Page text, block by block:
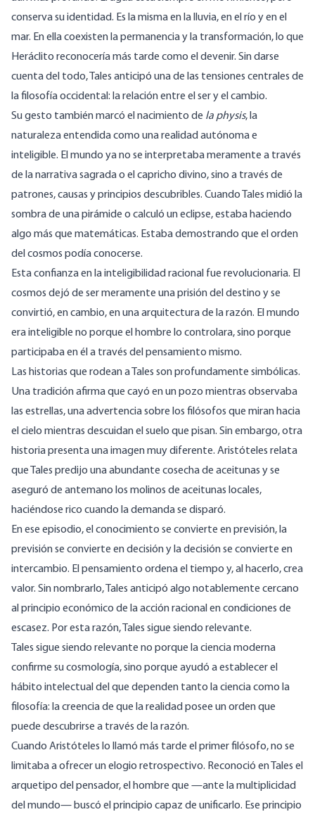
conserva su identidad. Es la misma en la lluvia, en el río y en el
mar. En ella coexisten la permanencia y la transformación, lo que
Heráclito reconocería más tarde como el devenir. Sin darse
cuenta del todo, Tales anticipó una de las tensiones centrales de
la filosofía occidental: la relación entre el ser y el cambio.
Su gesto también marcó el nacimiento de la physis, la
naturaleza entendida como una realidad autónoma e
inteligible. El mundo ya no se interpretaba meramente a través
de la narrativa sagrada o el capricho divino, sino a través de
patrones, causas y principios descubribles. Cuando Tales midió la
sombra de una pirámide o calculó un eclipse, estaba haciendo
algo más que matemáticas. Estaba demostrando que el orden
del cosmos podía conocerse.
Esta confianza en la inteligibilidad racional fue revolucionaria. El
cosmos dejó de ser meramente una prisión del destino y se
convirtió, en cambio, en una arquitectura de la razón. El mundo
era inteligible no porque el hombre lo controlara, sino porque
participaba en él a través del pensamiento mismo.
Las historias que rodean a Tales son profundamente simbólicas.
Una tradición afirma que cayó en un pozo mientras observaba
las estrellas, una advertencia sobre los filósofos que miran hacia
el cielo mientras descuidan el suelo que pisan. Sin embargo, otra
historia presenta una imagen muy diferente. Aristóteles relata
que Tales predijo una abundante cosecha de aceitunas y se
aseguró de antemano los molinos de aceitunas locales,
haciéndose rico cuando la demanda se disparó.
En ese episodio, el conocimiento se convierte en previsión, la
previsión se convierte en decisión y la decisión se convierte en
intercambio. El pensamiento ordena el tiempo y, al hacerlo, crea
valor. Sin nombrarlo, Tales anticipó algo notablemente cercano
al principio económico de la acción racional en condiciones de
escasez. Por esta razón, Tales sigue siendo relevante.
Tales sigue siendo relevante no porque la ciencia moderna
confirme su cosmología, sino porque ayudó a establecer el
hábito intelectual del que dependen tanto la ciencia como la
filosofía: la creencia de que la realidad posee un orden que
puede descubrirse a través de la razón.
Cuando Aristóteles lo llamó más tarde el primer filósofo, no se
limitaba a ofrecer un elogio retrospectivo. Reconoció en Tales el
arquetipo del pensador, el hombre que —ante la multiplicidad
del mundo— buscó el principio capaz de unificarlo. Ese principio